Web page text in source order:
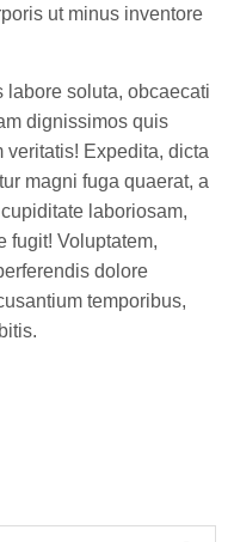
ut minus inventore
labore soluta, obcaecati
dignissimos quis
Expedita, dicta
magni fuga quaerat, a
laboriosam,
fugit! Voluptatem,
dolore
temporibus,